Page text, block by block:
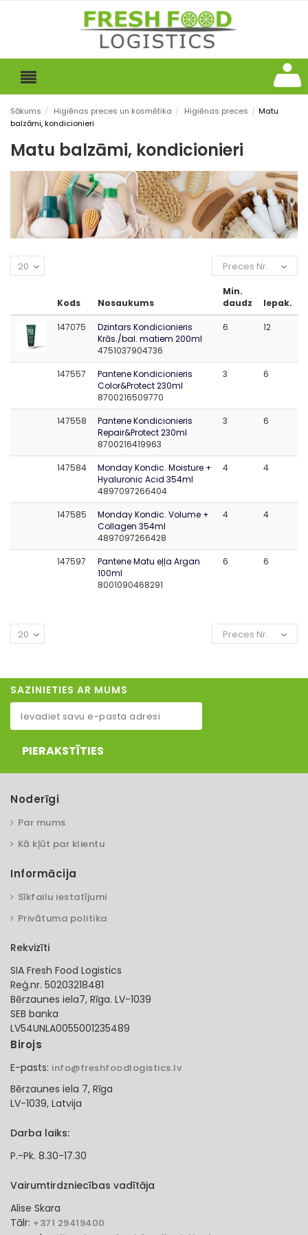
Sākums / Higiēnas preces un kosmētika / Higiēnas preces / Matu
balzāmi, kondicionieri
Matu balzāmi, kondicionieri
Preces Nr.
20
Kods Nosaukums
Min.
daudz
Iepak.
147075
Dzintars Kondicionieris
Krās./bal. matiem 200ml
4751037904736
6 12
147557
Pantene Kondicionieris
Color&Protect 230ml
8700216509770
3 6
147558
Pantene Kondicionieris
Repair&Protect 230ml
8700216419963
3 6
147584
Monday Kondic. Moisture +
Hyaluronic Acid 354ml
4897097266404
4 4
147585
Monday Kondic. Volume +
Collagen 354ml
4897097266428
4 4
147597
Pantene Matu eļļa Argan
100ml
8001090468291
6 6
Preces Nr.
20
SAZINIETIES AR MUMS
PIERAKSTĪTIES
Noderīgi
Par mums
Kā kļūt par klientu
Informācija
Sīkfailu iestatījumi
Privātuma politika
Rekvizīti
SIA Fresh Food Logistics
Reģ.nr. 50203218481
Bērzaunes iela7, Rīga. LV-1039
SEB banka
LV54UNLA0055001235489
Birojs
E-pasts: info@freshfoodlogistics.lv
Bērzaunes iela 7, Rīga
LV-1039, Latvija
Darba laiks:
P.-Pk. 8.30-17.30
Vairumtirdzniecības vadītāja
Alise Skara
Tālr: +371 29419400